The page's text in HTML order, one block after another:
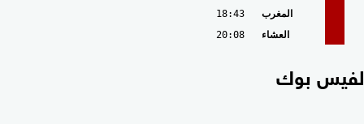
المغرب
18:43
العشاء
20:08
بوك